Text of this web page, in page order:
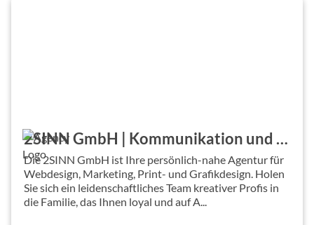
2SINN GmbH | Kommunikation und Marketing
Die 2SINN GmbH ist Ihre persönlich-nahe Agentur für
Webdesign, Marketing, Print- und Grafikdesign. Holen
Sie sich ein leidenschaftliches Team kreativer Profis in
die Familie, das Ihnen loyal und auf A...